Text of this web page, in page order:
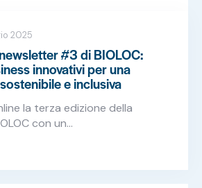
2025
#3 di BIOLOC:
innovativi per una
e inclusiva
la terza edizione della
con un…